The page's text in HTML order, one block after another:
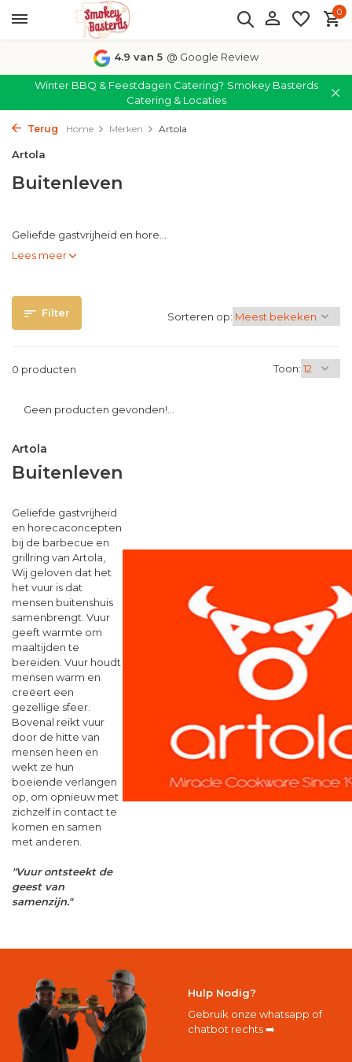
0
4.9 van 5 @ Google Review
Winter BBQ & Feestdagen Catering? Smokey Basterds
Catering & Locaties
Terug Home Merken Artola
Artola
Buitenleven
Geliefde gastvrijheid en hore...
Lees meer
Filter
0 producten Toon:
Sorteren op:
Geen producten gevonden!...
Artola
Buitenleven
Geliefde gastvrijheid
en horecaconcepten
bij de barbecue en
grillring van Artola,
Wij geloven dat het
het vuur is dat
mensen buitenshuis
samenbrengt. Vuur
geeft warmte om
maaltijden te
bereiden. Vuur houdt
mensen warm en
creëert een
gezellige sfeer.
Bovenal reikt vuur
door de hitte van
mensen heen en
wekt ze hun
boeiende verlangen
op, om opnieuw met
zichzelf in contact te
komen en samen
met anderen.
"Vuur ontsteekt de
geest van
samenzijn."
Hulp Nodig?
Gebruik onze whatsapp of
chatbot rechts ➡️